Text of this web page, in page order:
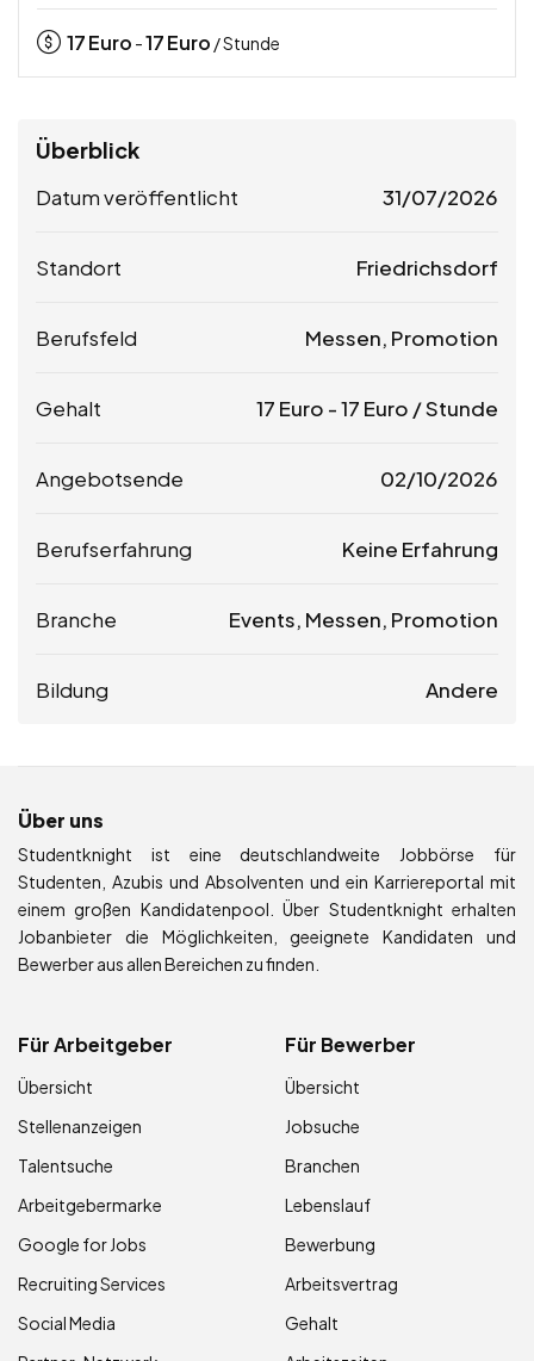
17Euro -17Euro / Stunde
Überblick
Datum veröffentlicht 31/07/2026
Standort Friedrichsdorf
Berufsfeld Messen, Promotion
Gehalt 17 Euro -17 Euro / Stunde
Angebotsende 02/10/2026
Berufserfahrung Keine Erfahrung
Branche Events, Messen, Promotion
Bildung Andere
Über uns
Studentknight ist eine deutschlandweite Jobbörse für
Studenten, Azubis und Absolventen und ein Karriereportal mit
einem großen Kandidatenpool. Über Studentknight erhalten
Jobanbieter die Möglichkeiten, geeignete Kandidaten und
Bewerber aus allen Bereichen zu finden.
Für Arbeitgeber
Übersicht
Stellenanzeigen
Talentsuche
Arbeitgebermarke
Google for Jobs
Recruiting Services
Social Media
Für Bewerber
Übersicht
Jobsuche
Branchen
Lebenslauf
Bewerbung
Arbeitsvertrag
Gehalt